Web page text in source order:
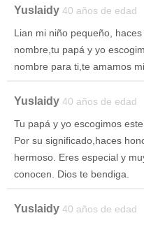
Yuslaidy 40 años de edad
Lian mi niño pequeño,
nombre,tu papá y yo
nombre para ti,te amamos
Yuslaidy 40 años de edad
Tu papá y yo escogimos
Por su significado,haces
hermoso. Eres especial y
conocen. Dios te bendiga.
Yuslaidy 40 años de edad